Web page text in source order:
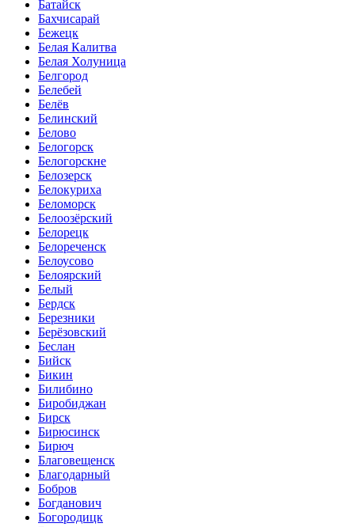
Батайск
Бахчисарай
Бежецк
Белая Калитва
Белая Холуница
Белгород
Белебей
Белёв
Белинский
Белово
Белогорск
Белогорскне
Белозерск
Белокуриха
Беломорск
Белоозёрский
Белорецк
Белореченск
Белоусово
Белоярский
Белый
Бердск
Березники
Берёзовский
Беслан
Бийск
Бикин
Билибино
Биробиджан
Бирск
Бирюсинск
Бирюч
Благовещенск
Благодарный
Бобров
Богданович
Богородицк